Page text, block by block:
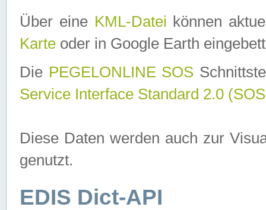
Über eine KML-Datei können
Karte oder in Google Earth
Die PEGELONLINE SOS
Service Interface Standard 2.0
Diese Daten werden auch zur
genutzt.
EDIS Dict-API